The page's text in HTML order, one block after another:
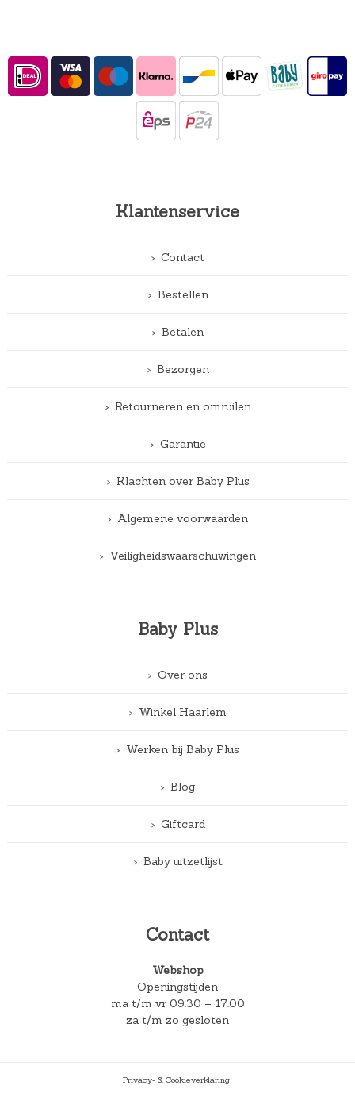
Klantenservice
Contact
Bestellen
Betalen
Bezorgen
Retourneren en omruilen
Garantie
Klachten over Baby Plus
Algemene voorwaarden
Veiligheidswaarschuwingen
Baby Plus
Over ons
Winkel Haarlem
Werken bij Baby Plus
Blog
Giftcard
Baby uitzetlijst
Contact
Webshop
Openingstijden
ma t/m vr 09.30 – 17.00
za t/m zo gesloten
Privacy- & Cookieverklaring